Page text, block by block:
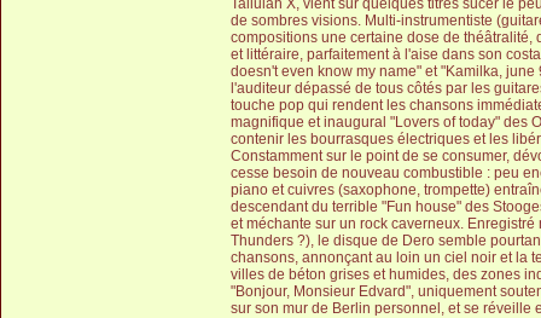
Tallulah X, vient sur quelques titres sucer le
de sombres visions. Multi-instrumentiste
compositions une certaine dose de
et littéraire, parfaitement à l'aise dans son
doesn't even know my name" et "Kamilka,
l'auditeur dépassé de tous côtés par les
touche pop qui rendent les chansons
magnifique et inaugural "Lovers of today" des
contenir les bourrasques électriques et les
Constamment sur le point de se consumer,
cesse besoin de nouveau combustible : peu
piano et cuivres (saxophone, trompette)
descendant du terrible "Fun house" des
et méchante sur un rock caverneux.
Thunders ?), le disque de Dero semble
chansons, annonçant au loin un ciel noir et la
villes de béton grises et humides, des zones
"Bonjour, Monsieur Edvard", uniquement
sur son mur de Berlin personnel, et se réveille